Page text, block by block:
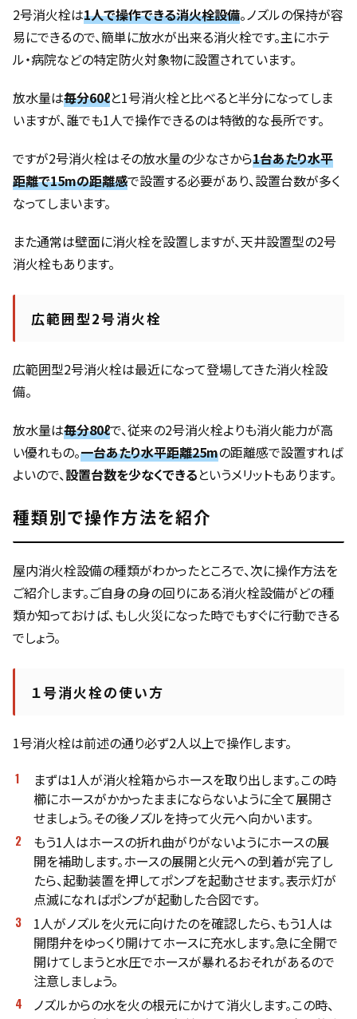
2号消火栓は1人で操作できる消火栓設備。ノズルの保持が容
易にできるので、簡単に放水が出来る消火栓です。主にホテ
ル・病院などの特定防火対象物に設置されています。
放水量は毎分60ℓと1号消火栓と比べると半分になってしま
いますが、誰でも1人で操作できるのは特徴的な長所です。
ですが2号消火栓はその放水量の少なさから1台あたり水平
距離で15mの距離感で設置する必要があり、設置台数が多く
なってしまいます。
また通常は壁面に消火栓を設置しますが、天井設置型の2号
消火栓もあります。
広範囲型2号消火栓
広範囲型2号消火栓は最近になって登場してきた消火栓設
備。
放水量は毎分80ℓで、従来の2号消火栓よりも消火能力が高
い優れもの。一台あたり水平距離25mの距離感で設置すれば
よいので、設置台数を少なくできるというメリットもあります。
種類別で操作方法を紹介
屋内消火栓設備の種類がわかったところで、次に操作方法を
ご紹介します。ご自身の身の回りにある消火栓設備がどの種
類か知っておけば、もし火災になった時でもすぐに行動できる
でしょう。
１号消火栓の使い方
1号消火栓は前述の通り必ず2人以上で操作します。
まずは1人が消火栓箱からホースを取り出します。この時
櫛にホースがかかったままにならないように全て展開さ
せましょう。その後ノズルを持って火元へ向かいます。
もう1人はホースの折れ曲がりがないようにホースの展
開を補助します。ホースの展開と火元への到着が完了し
たら、起動装置を押してポンプを起動させます。表示灯が
点滅になればポンプが起動した合図です。
1人がノズルを火元に向けたのを確認したら、もう1人は
開閉弁をゆっくり開けてホースに充水します。急に全開で
開けてしまうと水圧でホースが暴れるおそれがあるので
注意しましょう。
ノズルからの水を火の根元にかけて消火します。この時、